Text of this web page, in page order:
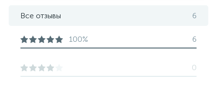
Все отзывы 6
100% 6
0